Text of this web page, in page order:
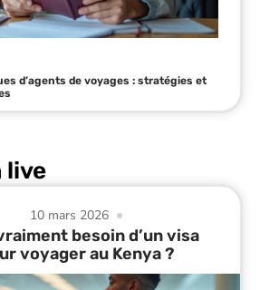
d’agents de voyages : stratégies et
live
10 mars 2026
besoin d’un visa
voyager au Kenya ?